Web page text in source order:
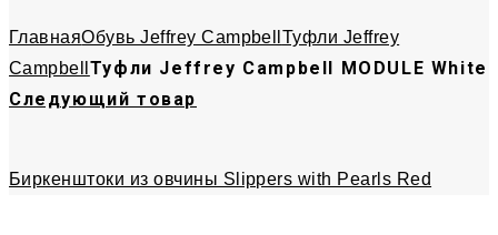
ГлавнаяОбувь Jeffrey Campbell Туфли Jeffrey
Campbell Туфли Jeffrey Campbell MODULE White
Следующий товар
Биркенштоки из овчины Slippers with Pearls Red